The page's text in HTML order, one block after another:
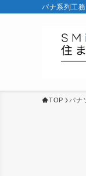
パナ系列工
TOP パナ